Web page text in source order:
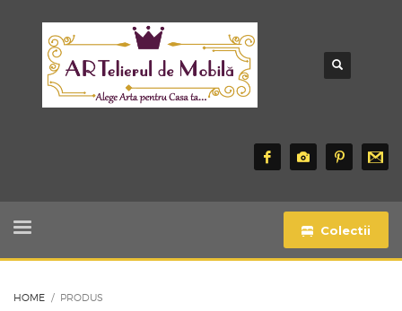
Colectii
HOME PRODUS